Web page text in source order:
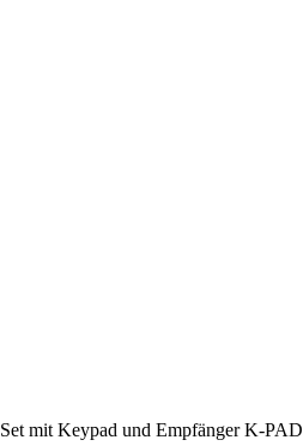
Set mit Keypad und Empfänger K-PAD